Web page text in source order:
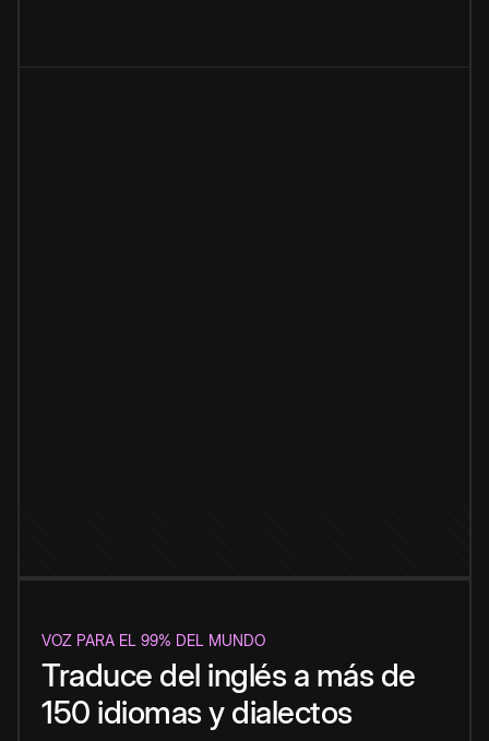
VOZ PARA EL 99% DEL MUNDO
Traduce del inglés a más de
150 idiomas y dialectos